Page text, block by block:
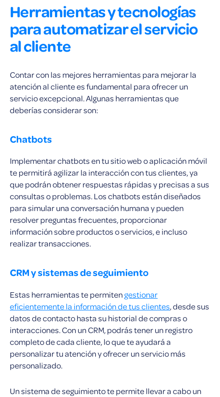
Herramientas y tecnologías
para automatizar el servicio
al cliente
Contar con las mejores herramientas para mejorar la
atención al cliente es fundamental para ofrecer un
servicio excepcional. Algunas herramientas que
deberías considerar son:
Chatbots
Implementar chatbots en tu sitio web o aplicación móvil
te permitirá agilizar la interacción con tus clientes, ya
que podrán obtener respuestas rápidas y precisas a sus
consultas o problemas. Los chatbots están diseñados
para simular una conversación humana y pueden
resolver preguntas frecuentes, proporcionar
información sobre productos o servicios, e incluso
realizar transacciones.
CRM y sistemas de seguimiento
Estas herramientas te permitengestionar
eficientemente la información de tus clientes, desde sus
datos de contacto hasta su historial de compras o
interacciones. Con un CRM, podrás tener un registro
completo de cada cliente, lo que te ayudará a
personalizar tu atención y ofrecer un servicio más
personalizado.
Un sistema de seguimiento te permite llevar a cabo un